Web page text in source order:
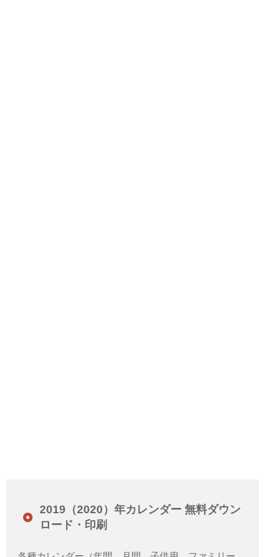
2019（2020）年カレンダー 無料ダウン
ロード・印刷